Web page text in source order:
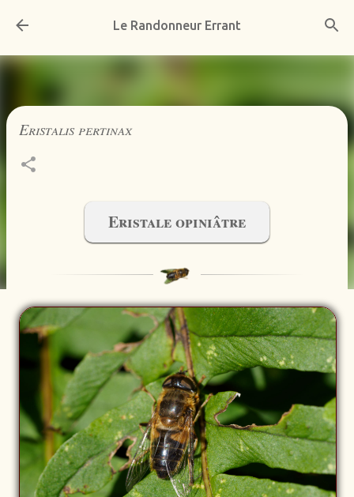
Accéder au contenu principal
Le Randonneur Errant
Eristalis pertinax
Eristale opiniâtre